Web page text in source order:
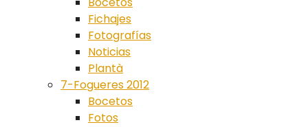
Fichajes
Fotografías
Noticias
Plantà
7-Fogueres 2012
Bocetos
Fotos